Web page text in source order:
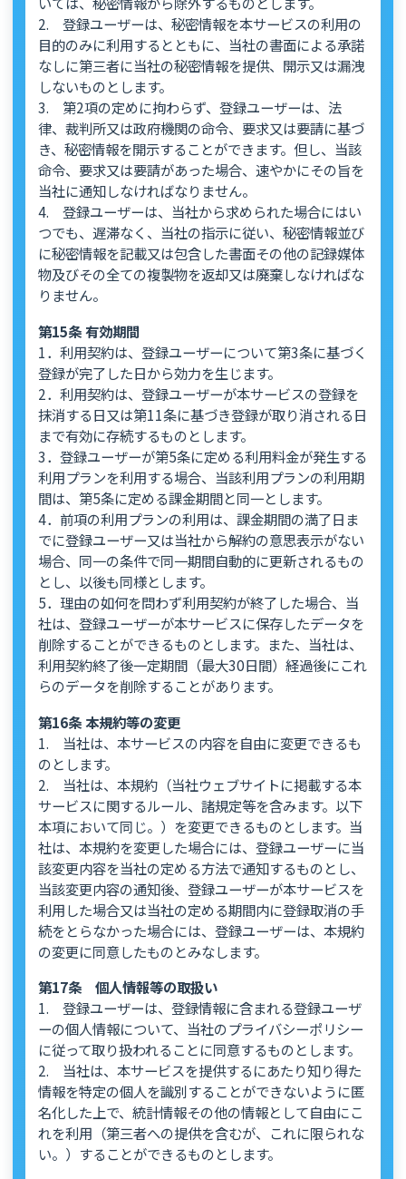
2. 登録ユーザーは、秘密情報を本サービスの利用の
目的のみに利用するとともに、当社の書面による承諾
なしに第三者に当社の秘密情報を提供、開示又は漏洩
しないものとします。
3. 第2項の定めに拘わらず、登録ユーザーは、法
律、裁判所又は政府機関の命令、要求又は要請に基づ
き、秘密情報を開示することができます。但し、当該
命令、要求又は要請があった場合、速やかにその旨を
当社に通知しなければなりません。
4. 登録ユーザーは、当社から求められた場合にはい
つでも、遅滞なく、当社の指示に従い、秘密情報並び
に秘密情報を記載又は包含した書面その他の記録媒体
物及びその全ての複製物を返却又は廃棄しなければな
りません。
第15条 有効期間
1．利用契約は、登録ユーザーについて第3条に基づく
登録が完了した日から効力を生じます。
2．利用契約は、登録ユーザーが本サービスの登録を
抹消する日又は第11条に基づき登録が取り消される日
まで有効に存続するものとします。
3．登録ユーザーが第5条に定める利用料金が発生する
利用プランを利用する場合、当該利用プランの利用期
間は、第5条に定める課金期間と同一とします。
4．前項の利用プランの利用は、課金期間の満了日ま
でに登録ユーザー又は当社から解約の意思表示がない
場合、同一の条件で同一期間自動的に更新されるもの
とし、以後も同様とします。
5．理由の如何を問わず利用契約が終了した場合、当
社は、登録ユーザーが本サービスに保存したデータを
削除することができるものとします。また、当社は、
利用契約終了後一定期間（最大30日間）経過後にこれ
らのデータを削除することがあります。
第16条 本規約等の変更
1. 当社は、本サービスの内容を自由に変更できるも
のとします。
2. 当社は、本規約（当社ウェブサイトに掲載する本
サービスに関するルール、諸規定等を含みます。以下
本項において同じ。）を変更できるものとします。当
社は、本規約を変更した場合には、登録ユーザーに当
該変更内容を当社の定める方法で通知するものとし、
当該変更内容の通知後、登録ユーザーが本サービスを
利用した場合又は当社の定める期間内に登録取消の手
続をとらなかった場合には、登録ユーザーは、本規約
の変更に同意したものとみなします。
第17条 個人情報等の取扱い
1. 登録ユーザーは、登録情報に含まれる登録ユーザ
ーの個人情報について、当社のプライバシーポリシー
に従って取り扱われることに同意するものとします。
2. 当社は、本サービスを提供するにあたり知り得た
情報を特定の個人を識別することができないように匿
名化した上で、統計情報その他の情報として自由にこ
れを利用（第三者への提供を含むが、これに限られな
い。）することができるものとします。